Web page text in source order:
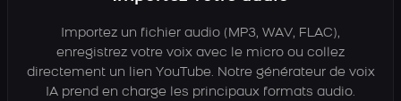
Importez un fichier audio (MP3, WAV, FLAC),
enregistrez votre voix avec le micro ou collez
directement un lien YouTube. Notre générateur de voix
IA prend en charge les principaux formats audio.